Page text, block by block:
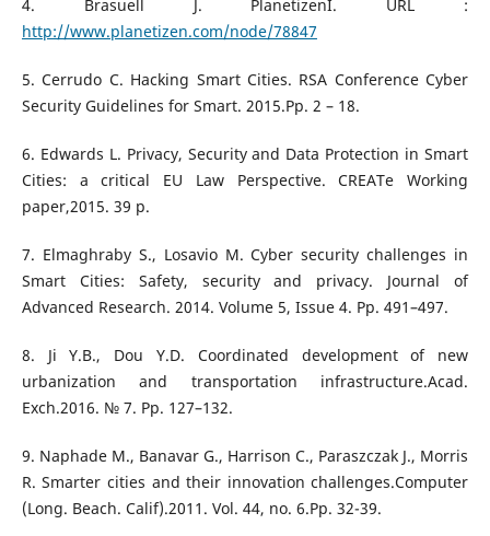
4. Brasuell J. PlanetizenI. URL :
http://www.planetizen.com/node/78847
5. Cerrudo C. Hacking Smart Cities. RSA Conference Cyber
Security Guidelines for Smart. 2015.Pp. 2 – 18.
6. Edwards L. Privacy, Security and Data Protection in Smart
Cities: a critical EU Law Perspective. CREATe Working
paper,2015. 39 p.
7. Elmaghraby S., Losavio M. Cyber security challenges in
Smart Cities: Safety, security and privacy. Journal of
Advanced Research. 2014. Volume 5, Issue 4. Pp. 491–497.
8. Ji Y.B., Dou Y.D. Coordinated development of new
urbanization and transportation infrastructure.Acad.
Exch.2016. № 7. Рр. 127–132.
9. Naphade M., Banavar G., Harrison C., Paraszczak J., Morris
R. Smarter cities and their innovation challenges.Computer
(Long. Beach. Calif).2011. Vol. 44, no. 6.Pp. 32-39.